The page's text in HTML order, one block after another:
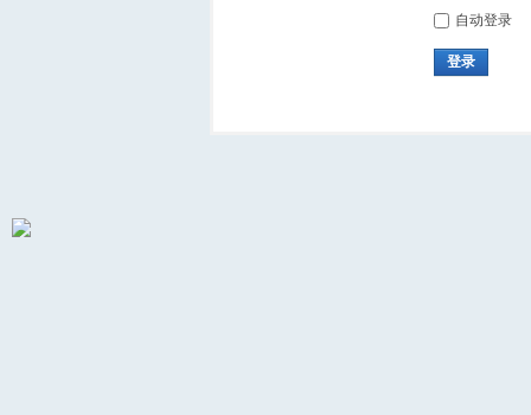
自动登录
登录